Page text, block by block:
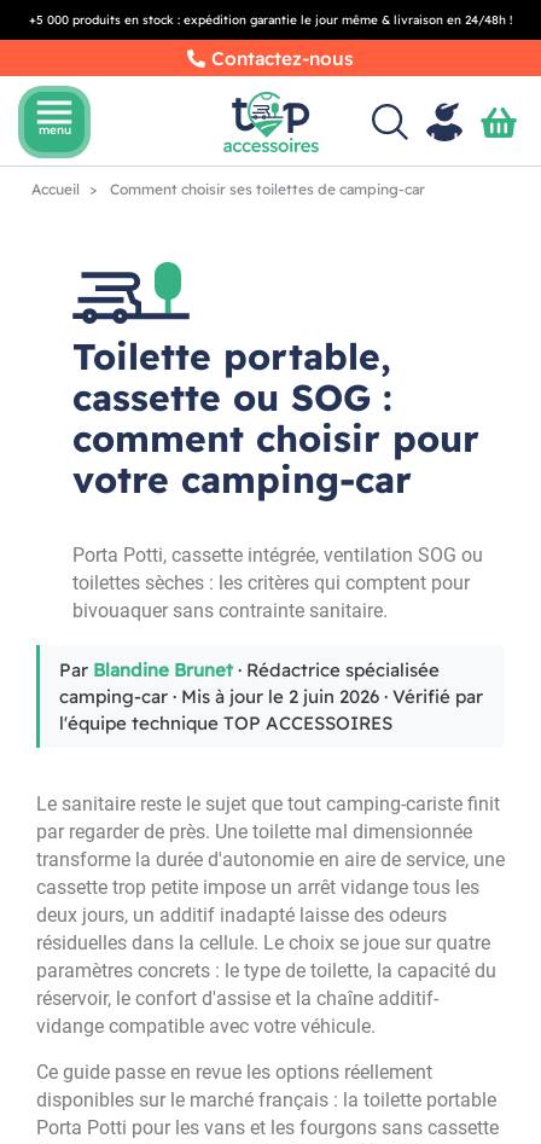
+5 000 produits en stock : expédition garantie le jour même & livraison en 24/48h !
Contactez-nous
menu
menu
Accueil Comment choisir ses toilettes de camping-car
Toilette portable,
cassette ou SOG :
comment choisir pour
votre camping-car
Porta Potti, cassette intégrée, ventilation SOG ou
toilettes sèches : les critères qui comptent pour
bivouaquer sans contrainte sanitaire.
Par Blandine Brunet · Rédactrice spécialisée
camping-car · Mis à jour le 2 juin 2026 · Vérifié par
l'équipe technique TOP ACCESSOIRES
Le sanitaire reste le sujet que tout camping-cariste finit
par regarder de près. Une toilette mal dimensionnée
transforme la durée d'autonomie en aire de service, une
cassette trop petite impose un arrêt vidange tous les
deux jours, un additif inadapté laisse des odeurs
résiduelles dans la cellule. Le choix se joue sur quatre
paramètres concrets : le type de toilette, la capacité du
réservoir, le confort d'assise et la chaîne additif-
vidange compatible avec votre véhicule.
Ce guide passe en revue les options réellement
disponibles sur le marché français : la toilette portable
Porta Potti pour les vans et les fourgons sans cassette